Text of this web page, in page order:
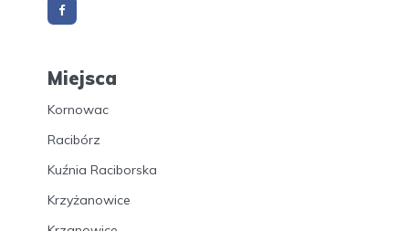
Miejsca
Kornowac
Racibórz
Kuźnia Raciborska
Krzyżanowice